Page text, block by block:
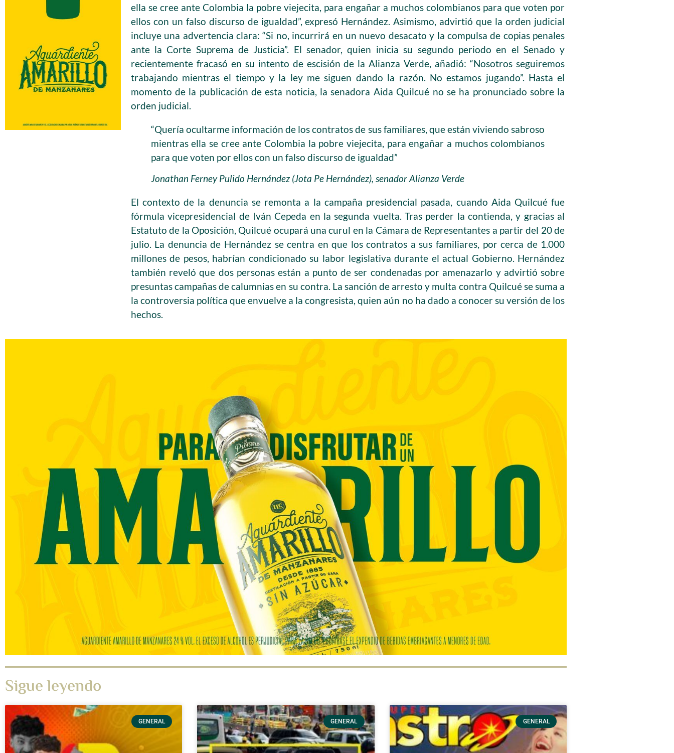
ella se cree ante Colombia la pobre viejecita, para engañar a muchos colombianos para que voten por
ellos con un falso discurso de igualdad”, expresó Hernández. Asimismo, advirtió que la orden judicial
incluye una advertencia clara: “Si no, incurrirá en un nuevo desacato y la compulsa de copias penales
ante la Corte Suprema de Justicia”. El senador, quien inicia su segundo periodo en el Senado y
recientemente fracasó en su intento de escisión de la Alianza Verde, añadió: “Nosotros seguiremos
trabajando mientras el tiempo y la ley me siguen dando la razón. No estamos jugando”. Hasta el
momento de la publicación de esta noticia, la senadora Aida Quilcué no se ha pronunciado sobre la
orden judicial.
“Quería ocultarme información de los contratos de sus familiares, que están viviendo sabroso
mientras ella se cree ante Colombia la pobre viejecita, para engañar a muchos colombianos
para que voten por ellos con un falso discurso de igualdad”
Jonathan Ferney Pulido Hernández (Jota Pe Hernández), senador Alianza Verde
El contexto de la denuncia se remonta a la campaña presidencial pasada, cuando Aida Quilcué fue
fórmula vicepresidencial de Iván Cepeda en la segunda vuelta. Tras perder la contienda, y gracias al
Estatuto de la Oposición, Quilcué ocupará una curul en la Cámara de Representantes a partir del 20 de
julio. La denuncia de Hernández se centra en que los contratos a sus familiares, por cerca de 1.000
millones de pesos, habrían condicionado su labor legislativa durante el actual Gobierno. Hernández
también reveló que dos personas están a punto de ser condenadas por amenazarlo y advirtió sobre
presuntas campañas de calumnias en su contra. La sanción de arresto y multa contra Quilcué se suma a
la controversia política que envuelve a la congresista, quien aún no ha dado a conocer su versión de los
hechos.
Sigue leyendo
GENERAL GENERAL GENERAL